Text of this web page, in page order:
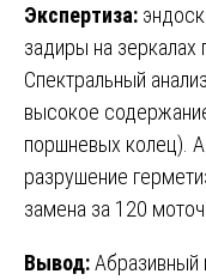
Экспертиза:
задиры на зеркалах
Спектральный
высокое
поршневых колец).
разрушение
замена за 120
Вывод:Абразивный